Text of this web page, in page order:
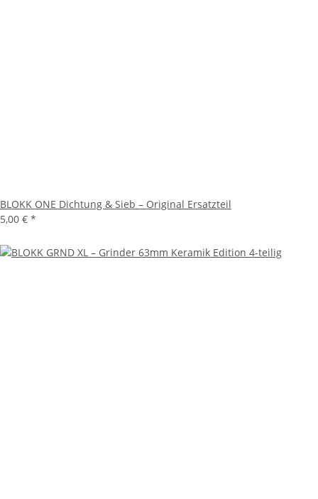
BLOKK ONE Dichtung & Sieb – Original Ersatzteil
5,00 € *